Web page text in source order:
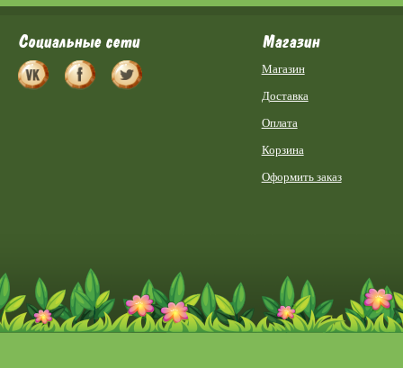
Социальные сети Магазин
Магазин
Доставка
Оплата
Корзина
Оформить заказ